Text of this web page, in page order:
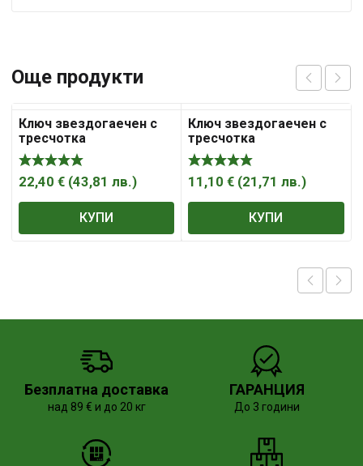
Още продукти
Ключ звездогаечен с
тресчотка
22,40 € (43,81 лв.)
КУПИ
Ключ звездогаечен с
тресчотка
11,10€ (21,71лв.)
КУПИ
Безплатна доставка
над 89 € и до 20 кг
ГАРАНЦИЯ
До 3 години